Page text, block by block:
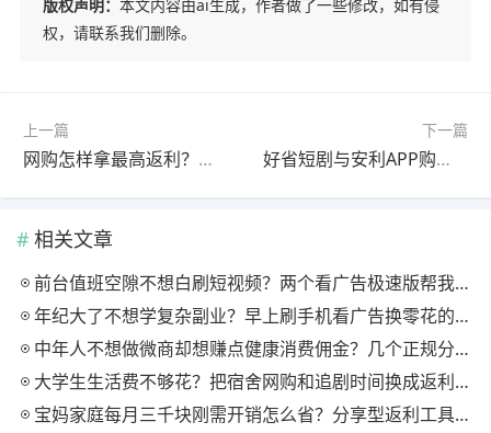
版权声明： 本文内容由ai生成，作者做了一些修改，如有侵
权，请联系我们删除。
上一篇
网购怎样拿最高返利？高佣联盟查隐藏优惠券+自购返现提现全流程实测
下一篇
好省短剧与安利APP购物返利靠谱吗？淘宝京东领券返现及短剧分享赚佣金实测对比
相关文章
前台值班空隙不想白刷短视频？两个看广告极速版帮我月回血三百块
年纪大了不想学复杂副业？早上刷手机看广告换零花的两个极速版用法
中年人不想做微商却想赚点健康消费佣金？几个正规分享式返利平台排位
大学生生活费不够花？把宿舍网购和追剧时间换成返利零钱的方法
宝妈家庭每月三千块刚需开销怎么省？分享型返利工具这样搭最舒服